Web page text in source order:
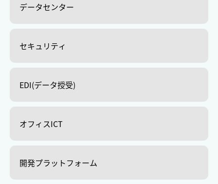
データセンター
セキュリティ
EDI(データ授受)
オフィスICT
開発プラットフォーム